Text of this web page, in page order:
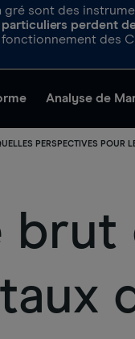
gré sont des
perdent
des
Analyse de
PERSPECTIVES POUR